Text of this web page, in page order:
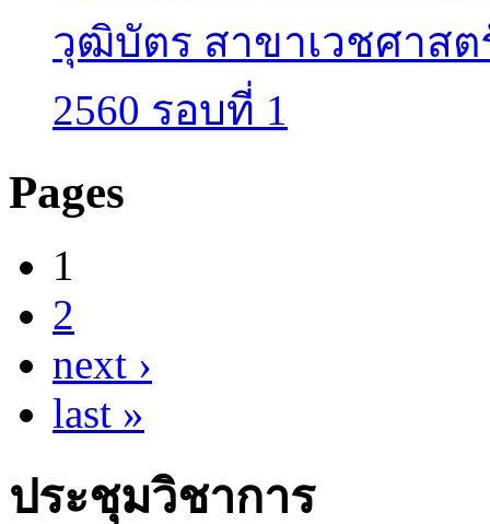
วุฒิบัตร สาขาเวชศาส
2560 รอบที่ 1
Pages
1
2
next ›
last »
ประชุมวิชาการ